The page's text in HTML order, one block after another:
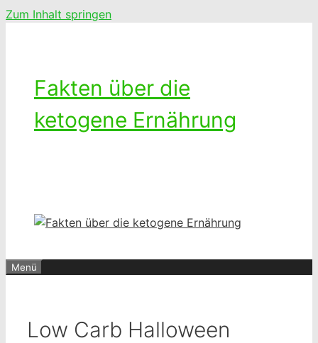
Zum Inhalt springen
Fakten über die
ketogene Ernährung
Menü
Low Carb Halloween